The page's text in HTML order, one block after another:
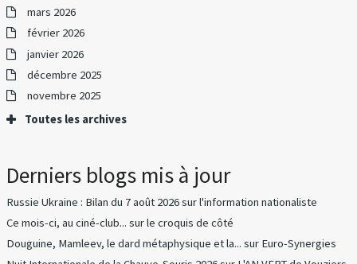
mars 2026
février 2026
janvier 2026
décembre 2025
novembre 2025
Toutes les archives
Derniers blogs mis à jour
Russie Ukraine : Bilan du 7 août 2026surl'information nationaliste
Ce mois-ci, au ciné-club... surle croquis de côté
Douguine, Mamleev, le dard métaphysique et la... sur Euro-Synergies